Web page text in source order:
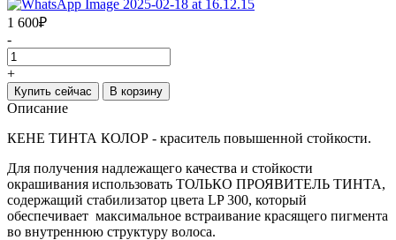
1 600₽
-
+
Купить сейчас В корзину
Описание
КЕНЕ ТИНТА КОЛОР - краситель повышенной стойкости.
Для получения надлежащего качества и стойкости
окрашивания использовать ТОЛЬКО ПРОЯВИТЕЛЬ ТИНТА,
содержащий стабилизатор цвета LP 300, который
обеспечивает максимальное встраивание красящего пигмента
во внутреннюю структуру волоса.